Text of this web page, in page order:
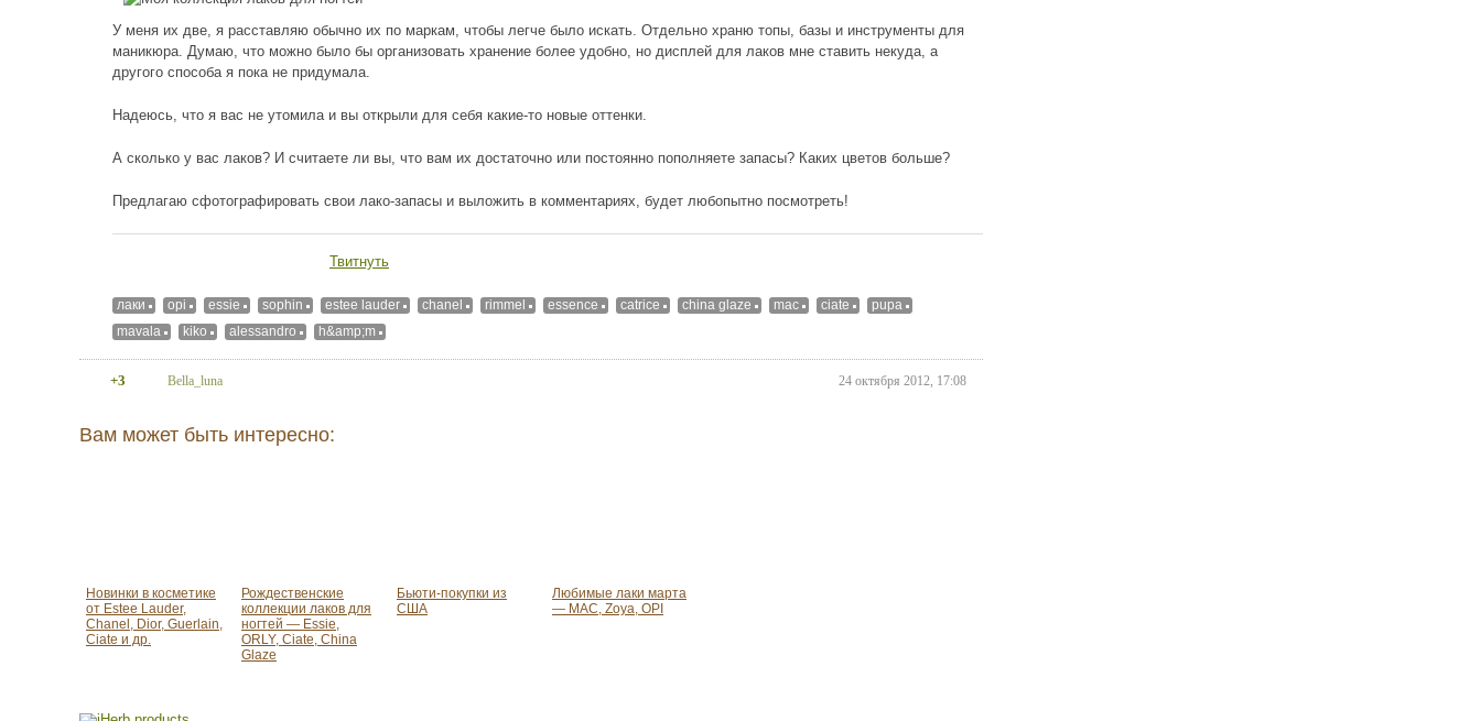
У меня их две, я расставляю обычно их по маркам, чтобы легче было искать. Отдельно храню топы, базы и инструменты для
маникюра. Думаю, что можно было бы организовать хранение более удобно, но дисплей для лаков мне ставить некуда, а
другого способа я пока не придумала.
Надеюсь, что я вас не утомила и вы открыли для себя какие-то новые оттенки.
А сколько у вас лаков? И считаете ли вы, что вам их достаточно или постоянно пополняете запасы? Каких цветов больше?
Предлагаю сфотографировать свои лако-запасы и выложить в комментариях, будет любопытно посмотреть!
Твитнуть
лаки opi essie sophin estee lauder chanel rimmel essence catrice china glaze mac ciate
pupa
mavala
kiko alessandro h&amp;m
24 октября 2012, 17:08
+3 Bella_luna
Вам может быть интересно:
Новинки в косметике
от Estee Lauder,
Chanel, Dior, Guerlain,
Ciate и др.
Рождественские
коллекции лаков для
ногтей — Essie,
ORLY, Ciate, China
Glaze
Бьюти-покупки из
США
Любимые лаки марта
— MAC, Zoya, OPI